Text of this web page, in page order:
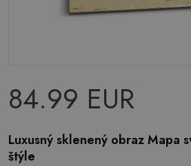
84.99 EUR
Luxusný sklenený obraz Mapa
štýle